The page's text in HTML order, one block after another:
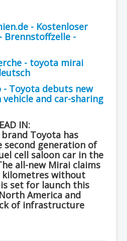
- Kostenloser
Brennstoffzelle -
- toyota mirai
- Toyota debuts new
and car-sharing
IN:
brand Toyota has
second generation of
cell saloon car in the
all-new Mirai claims
kilometres without
set for launch this
America and
of infrastructure